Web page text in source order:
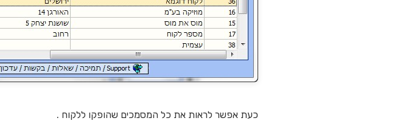
כעת אפשר לראות את כל המסמכים שהופקו ללקוח .